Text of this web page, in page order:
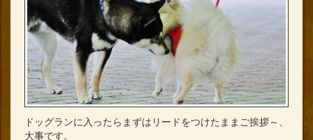
ドッグランに入ったらまずはリードをつけたままご挨拶～、
大事です。